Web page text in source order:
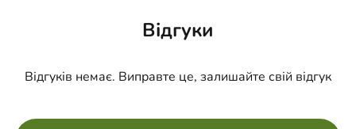
Відгуки
Відгуків немає. Виправте це, залишайте свій відгук